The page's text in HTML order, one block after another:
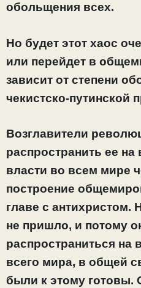
обольщения всех.
Но будет этот хаос
или перейдет в
зависит от степени
чекистско-путинской
Возглавители
распространить ее
власти во всем мире
построение
главе с антихристом.
не пришло, и потому
распространиться
всего мира, в общей
были к этому готовы.